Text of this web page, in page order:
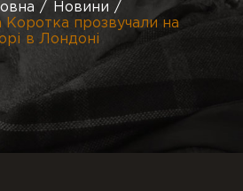
Новини
Коротка прозвучали на
в Лондоні